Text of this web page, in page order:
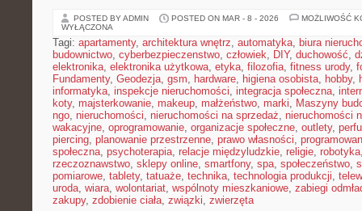
POSTED BY ADMIN POSTED ON MAR - 8 - 2026
MOŻLIWOŚĆ
WYŁĄCZONA
Tagi: apartamenty, architektura wnętrz, automatyka, biura
budownictwo, cyberbezpieczenstwo, człowiek, DIY, duchowość,
elektronika, elektronika użytkowa, etyka, filozofia, fitness urody,
Fundamenty, Geodezja, gsm, hardware, higiena osobista, hobby,
informatyka, inspekcje nieruchomości, integracja społeczna,
koty, majsterkowanie, makeup, małżeństwo, marki, Maszyny
ngo, nieruchomości, nieruchomości na sprzedaż, nieruchomości
wakacyjne, oprogramowanie, organizacje społeczne, outlety,
piercing, planowanie przestrzenne, prawo własności,
społeczna, psychoterapia, relacje międzyludzkie, religie, robotyka
rzeczoznawstwo, sklepy online, smartfony, spa, społeczeństwo,
pomiarowe, tablety, tatuaże, technika, technologia produkcji,
uroda, wiara, wolontariat, wspólnoty mieszkaniowe, zabiegi
zakupy, zdobienie ciała, związki, zwierzęta